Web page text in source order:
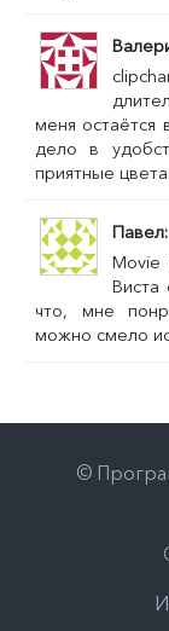
меня остаётся
дело в
приятные цвета.
Павел
Movie
Виста
что, мне
можно смело
©